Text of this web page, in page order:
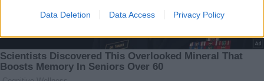
Data Deletion Data Access Privacy Policy